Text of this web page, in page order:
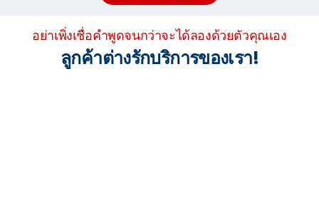
อย่าเพิ่งเชื่อคำพูดจนกว่าจะได้ลองด้วยตัวคุณเอง
ลูกค้าต่างรักบริการของเรา!